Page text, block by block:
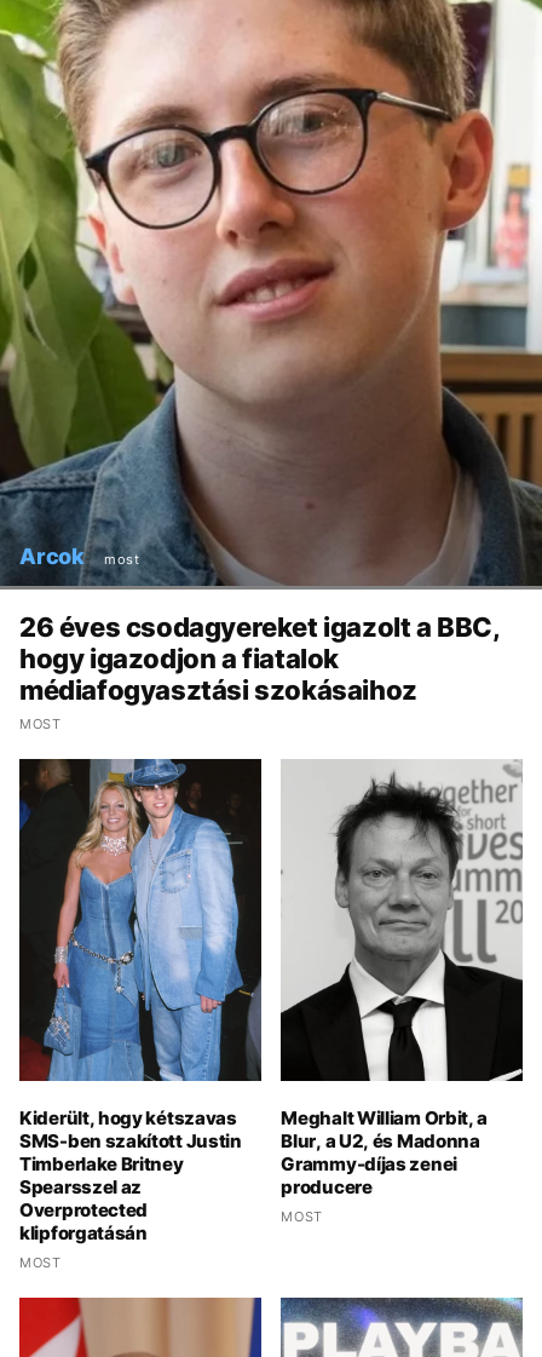
Arcok most
26 éves csodagyereket igazolt a BBC,
hogy igazodjon a fiatalok
médiafogyasztási szokásaihoz
MOST
Kiderült, hogy kétszavas
SMS-ben szakított Justin
Timberlake Britney
Spearsszel az
Overprotected
klipforgatásán
MOST
Meghalt William Orbit, a
Blur, a U2, és Madonna
Grammy-díjas zenei
producere
MOST